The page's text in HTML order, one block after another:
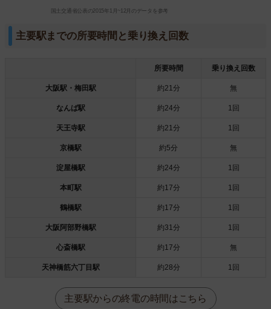
国土交通省公表の2015年1月~12月のデータを参考
主要駅までの所要時間と乗り換え回数
所要時間 乗り換え回数
大阪駅・梅田駅 約21分 無
なんば駅 約24分 1回
天王寺駅 約21分 1回
京橋駅 約5分 無
淀屋橋駅 約24分 1回
本町駅 約17分 1回
鶴橋駅 約17分 1回
大阪阿部野橋駅 約31分 1回
心斎橋駅 約17分 無
天神橋筋六丁目駅 約28分 1回
主要駅からの終電の時間はこちら